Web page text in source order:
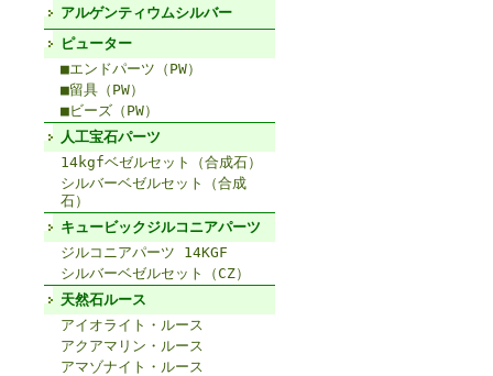
アルゲンティウムシルバー
ピューター
■エンドパーツ（PW）
■留具（PW）
■ビーズ（PW）
人工宝石パーツ
14kgfベゼルセット（合成石）
シルバーベゼルセット（合成
石）
キュービックジルコニアパーツ
ジルコニアパーツ 14KGF
シルバーベゼルセット（CZ）
天然石ルース
アイオライト・ルース
アクアマリン・ルース
アマゾナイト・ルース